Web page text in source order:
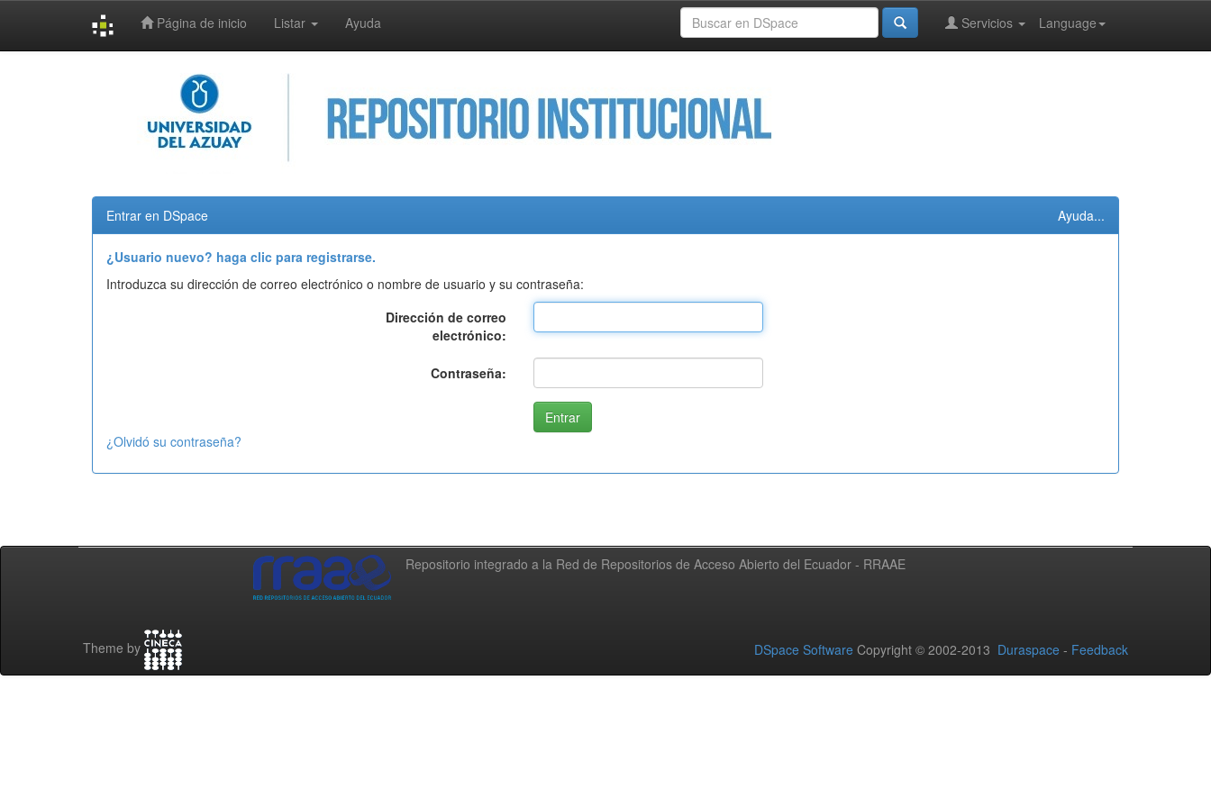
Página de inicio Listar Ayuda Language
Servicios
Entrar en DSpace Ayuda...
¿Usuario nuevo? haga clic para registrarse.
Introduzca su dirección de correo electrónico o nombre de usuario y su contraseña:
Dirección de correo
electrónico:
Contraseña:
¿Olvidó su contraseña?
Repositorio integrado a la Red de Repositorios de Acceso Abierto del Ecuador - RRAAE
Theme by DSpace Software Copyright © 2002-2013 Duraspace - Feedback